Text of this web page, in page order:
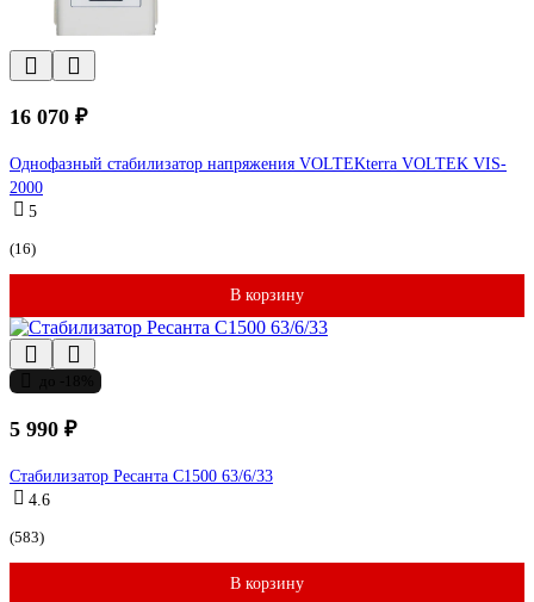
16 070 ₽
Однофазный стабилизатор напряжения VOLTEKterra VOLTEK VIS-
2000
5
(16)
В корзину
5 990 ₽
Стабилизатор Ресанта С1500 63/6/33
4.6
(583)
В корзину